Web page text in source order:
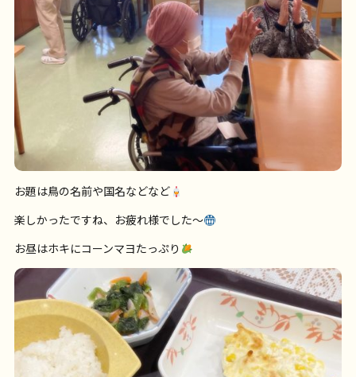
お題は鳥の名前や国名などなど
楽しかったですね、お疲れ様でした〜
お昼はホキにコーンマヨたっぷり